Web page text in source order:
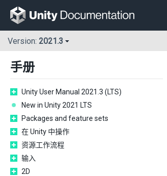
Version: 2021.3
手册
Unity User Manual 2021.3 (LTS)
New in Unity 2021 LTS
Packages and feature sets
在 Unity 中操作
资源工作流程
输入
2D